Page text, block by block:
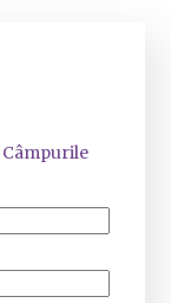
Câmpurile